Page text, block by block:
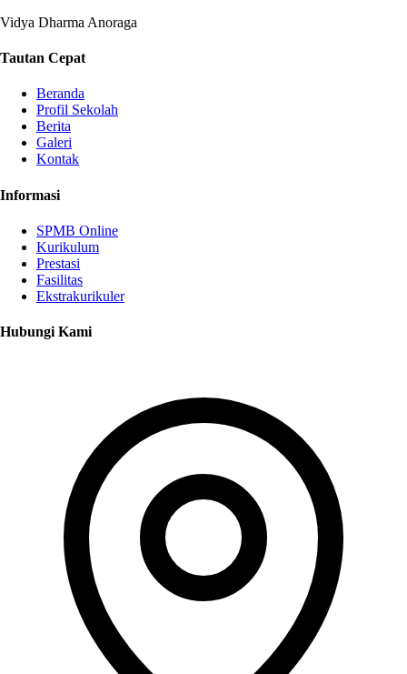
Vidya Dharma Anoraga
Tautan Cepat
Beranda
Profil Sekolah
Berita
Galeri
Kontak
Informasi
SPMB Online
Kurikulum
Prestasi
Fasilitas
Ekstrakurikuler
Hubungi Kami